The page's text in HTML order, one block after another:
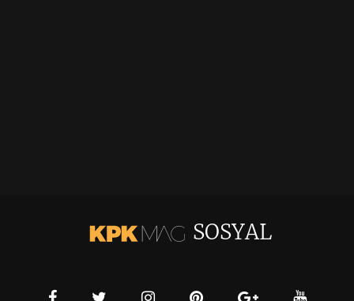
SOSYAL